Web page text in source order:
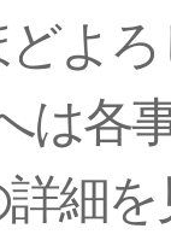
よ
は各
細